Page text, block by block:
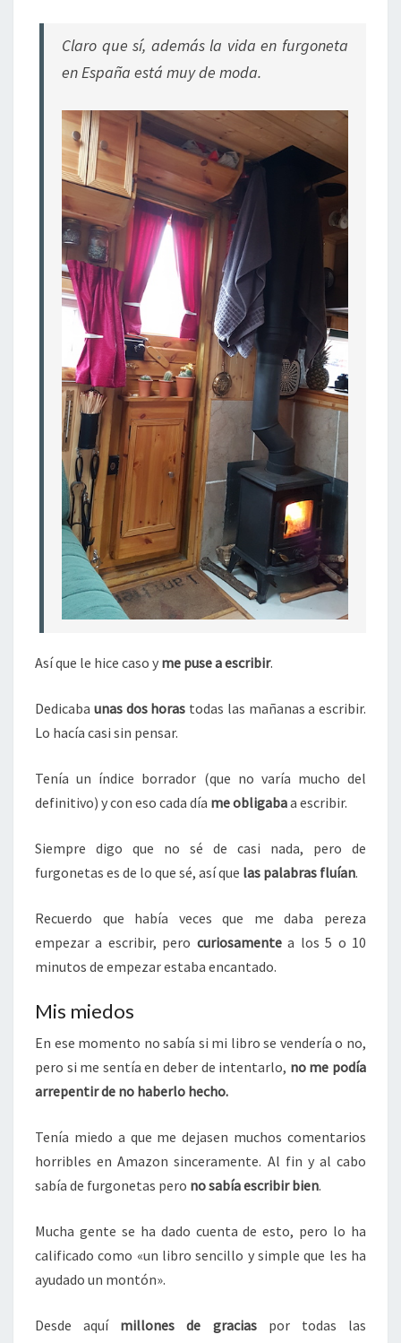
Claro que sí, además la vida en furgoneta
en España está muy de moda.
Así que le hice caso y me puse a escribir.
Dedicaba unas dos horas todas las mañanas a escribir.
Lo hacía casi sin pensar.
Tenía un índice borrador (que no varía mucho del
definitivo) y con eso cada día me obligabaa escribir.
Siempre digo que no sé de casi nada, pero de
furgonetas es de lo que sé, así que las palabras fluían.
Recuerdo que había veces que me daba pereza
empezar a escribir, pero curiosamentea los 5 o 10
minutos de empezar estaba encantado.
Mis miedos
En ese momento no sabía si mi libro se vendería o no,
pero si me sentía en deber de intentarlo, no me podía
arrepentir de no haberlo hecho.
Tenía miedo a que me dejasen muchos comentarios
horribles en Amazon sinceramente. Al fin y al cabo
sabía de furgonetas pero no sabía escribir bien.
Mucha gente se ha dado cuenta de esto, pero lo ha
calificado como «un libro sencillo y simple que les ha
ayudado un montón».
Desde aquí millones de graciaspor todas las